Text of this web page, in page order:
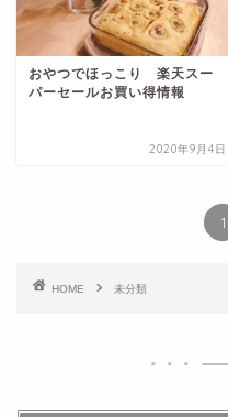
おやつでほっこり 楽天スー
パーセールお買い得情報
2020年9月4日
1
HOME 未分類